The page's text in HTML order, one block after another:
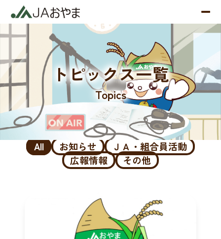
トピックス一覧
Topics
All お知らせ
ＪＡ・組合員活動
広報情報
その他